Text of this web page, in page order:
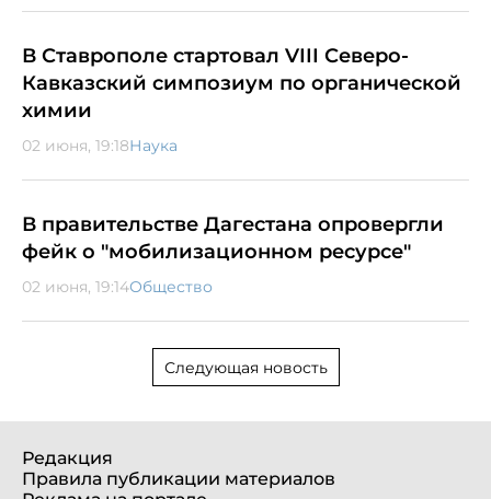
В Ставрополе стартовал VIII Северо-
Кавказский симпозиум по органической
химии
02 июня, 19:18Наука
В правительстве Дагестана опровергли
фейк о "мобилизационном ресурсе"
02 июня, 19:14Общество
Следующая новость
Редакция
Правила публикации материалов